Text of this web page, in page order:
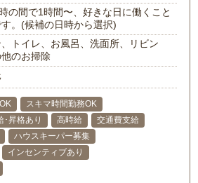
の間で1時間〜、好きな日に働くこと
。(候補の日時から選択)
トイレ、お風呂、洗面所、リビン
のお掃除
スキマ時間勤務OK
･昇格あり 高時給
交通費支給
ハウスキーパー募集
インセンティブあり